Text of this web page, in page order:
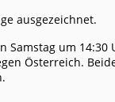
ausgezeichnet.
um 14:30
Österreich.